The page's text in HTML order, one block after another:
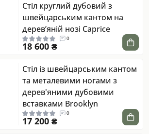
Стіл круглий дубовий з
швейцарським кантом на
дерев’яній нозі Caprice
0
18 600 ₴
Стіл із швейцарським кантом
та металевими ногами з
дерев'яними дубовими
вставками Brooklyn
0
17 200 ₴